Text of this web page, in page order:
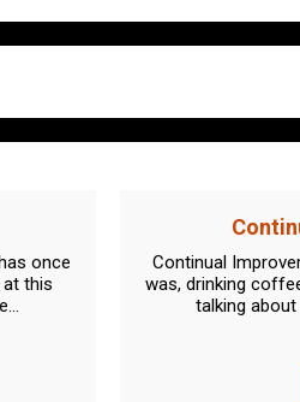
once
at this
Continual
was, drinking
talking